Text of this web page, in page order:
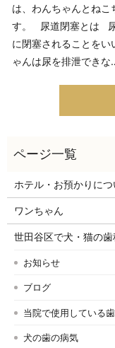
は、わんちゃんとねこ
す。 尿道閉塞とは 尿
に閉塞されることを
ゃんは尿を排泄できな
ホテル・お預かりにつ
ワンちゃん
世田谷区で犬・猫の
お知らせ
ブログ
当院で使用している
犬の歯の病気